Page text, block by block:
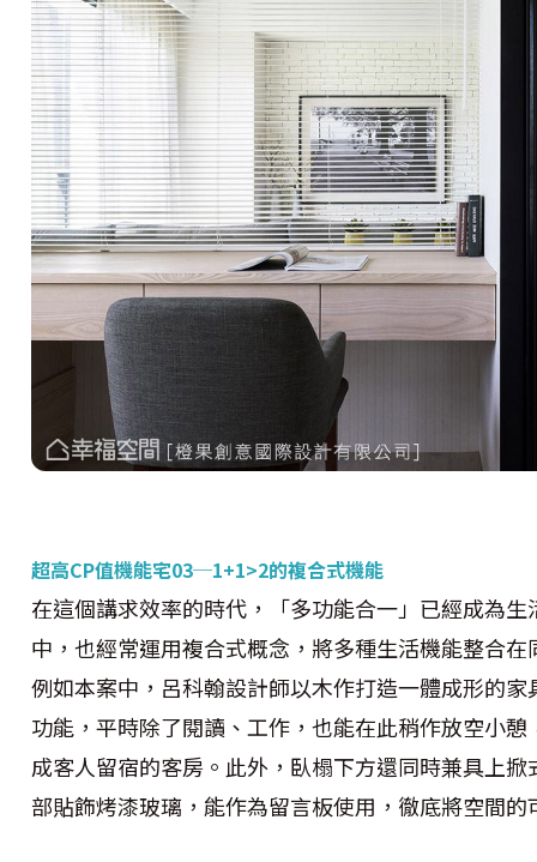
超高CP值機能宅03─1+1>2的複合式機能
在這個講求效率的時代，「多功能合一」已經成為
中，也經常運用複合式概念，將多種生活機能整合
例如本案中，呂科翰設計師以木作打造一體成形的
功能，平時除了閱讀、工作，也能在此稍作放空小
成客人留宿的客房。此外，臥榻下方還同時兼具上
部貼飾烤漆玻璃，能作為留言板使用，徹底將空間